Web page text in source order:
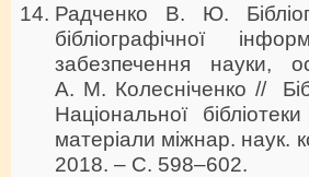
Радченко В. Ю.
бібліографічної
забезпечення науки,
А. М. Колесніченко //
Національної
матеріали міжнар. наук.
2018. – С. 598–602.